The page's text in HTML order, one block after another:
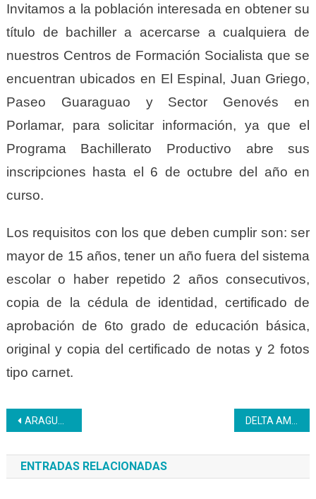
Invitamos a la población interesada en obtener su
título de bachiller a acercarse a cualquiera de
nuestros Centros de Formación Socialista que se
encuentran ubicados en El Espinal, Juan Griego,
Paseo Guaraguao y Sector Genovés en
Porlamar, para solicitar información, ya que el
Programa Bachillerato Productivo abre sus
inscripciones hasta el 6 de octubre del año en
curso.
Los requisitos con los que deben cumplir son: ser
mayor de 15 años, tener un año fuera del sistema
escolar o haber repetido 2 años consecutivos,
copia de la cédula de identidad, certificado de
aprobación de 6to grado de educación básica,
original y copia del certificado de notas y 2 fotos
tipo carnet.
Navegación
de
entradas
ARAGUA | Reparación al día desde el CFS El Limón producto de la caída de un árbol
ENTRADAS RELACIONADAS